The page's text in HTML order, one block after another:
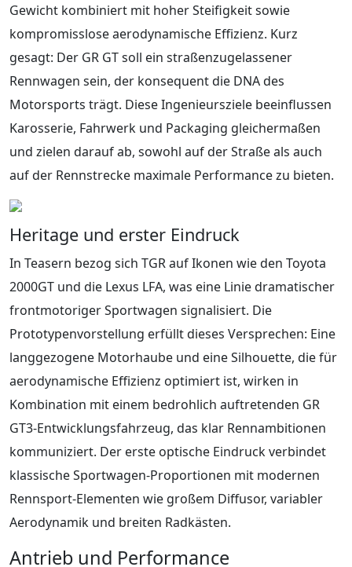
Gewicht kombiniert mit hoher Steifigkeit sowie
kompromisslose aerodynamische Effizienz. Kurz
gesagt: Der GR GT soll ein straßenzugelassener
Rennwagen sein, der konsequent die DNA des
Motorsports trägt. Diese Ingenieursziele beeinflussen
Karosserie, Fahrwerk und Packaging gleichermaßen
und zielen darauf ab, sowohl auf der Straße als auch
auf der Rennstrecke maximale Performance zu bieten.
Heritage und erster Eindruck
In Teasern bezog sich TGR auf Ikonen wie den Toyota
2000GT und die Lexus LFA, was eine Linie dramatischer
frontmotoriger Sportwagen signalisiert. Die
Prototypenvorstellung erfüllt dieses Versprechen: Eine
langgezogene Motorhaube und eine Silhouette, die für
aerodynamische Effizienz optimiert ist, wirken in
Kombination mit einem bedrohlich auftretenden GR
GT3-Entwicklungsfahrzeug, das klar Rennambitionen
kommuniziert. Der erste optische Eindruck verbindet
klassische Sportwagen-Proportionen mit modernen
Rennsport-Elementen wie großem Diffusor, variabler
Aerodynamik und breiten Radkästen.
Antrieb und Performance